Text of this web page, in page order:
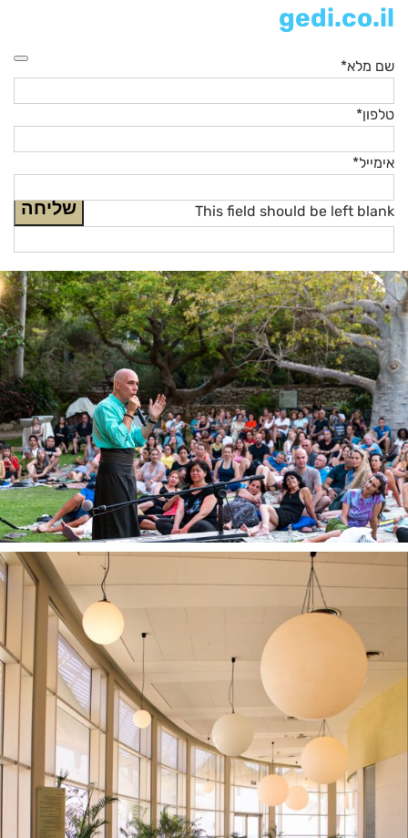
gedi.co.il
שם מלא*
טלפון*
אימייל*
שליחה This field should be left blank